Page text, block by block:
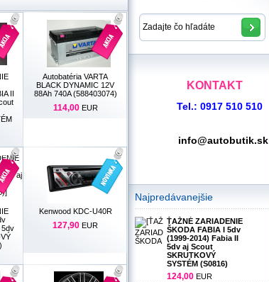
II
Autobatéria VARTA
BLACK DYNAMIC 12V
88Ah 740A (588403074)
114,00EUR
5dv
Kenwood KDC-U40R
127,90 EUR
KONTAKT
Tel.: 0917 510 510
info@autobutik.sk
Najpredávanejšie
ŤAŽNÉ ZARIADENIE
ŠKODA FABIA I 5dv
(1999-2014) Fabia II
5dv aj Scout
SKRUTKOVÝ
SYSTÉM (S0816)
124,00 EUR